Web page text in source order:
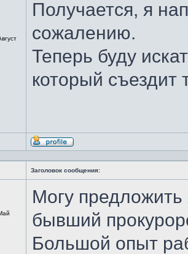
Получается, я
сожалению.
Теперь буду
который съездит
Профиль
Заголовок сообщения:
Могу предложить
бывший
Большой опыт